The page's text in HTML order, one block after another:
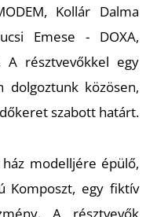
Kollár Dalma
Emese - DOXA,
A résztvevőkkel egy
dolgoztunk közösen,
szabott határt.
modelljére épülő,
Komposzt, egy fiktív